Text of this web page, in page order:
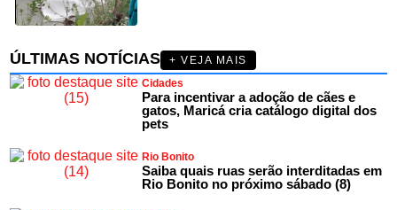
ÚLTIMAS NOTÍCIAS
+ VEJA MAIS
Cidades
Para incentivar a adoção de cães e
gatos, Maricá cria catálogo digital dos
pets
Rio Bonito
Saiba quais ruas serão interditadas em
Rio Bonito no próximo sábado (8)